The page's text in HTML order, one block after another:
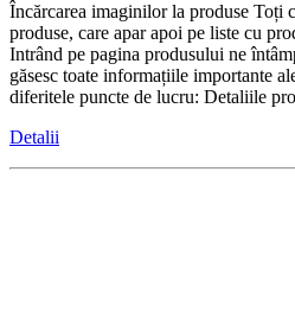
Încărcarea imaginilor la produse Toți
produse, care apar apoi pe liste cu
Intrând pe pagina produsului ne
găsesc toate informațiile importante
diferitele puncte de lucru: Detaliile
Detalii